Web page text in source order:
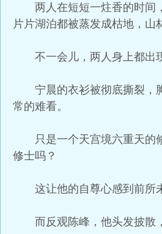
两人在短短一炷香的时间
片片湖泊都被蒸发成枯地，山
不一会儿，两人身上都出
宁晨的衣衫被彻底撕裂，
常的难看。
只是一个天宫境六重天的
修士吗？
这让他的自尊心感到前所
而反观陈峰，他头发披散